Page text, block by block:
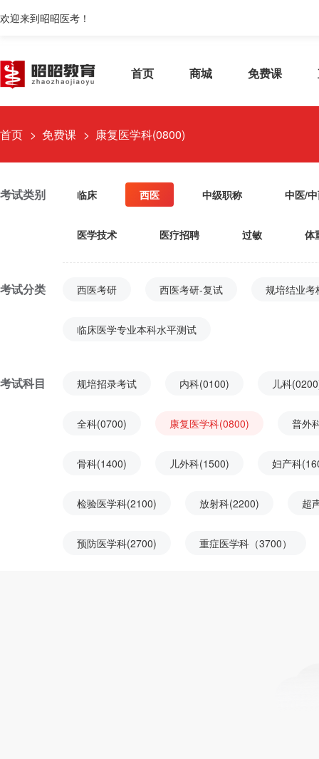
欢迎来到昭昭医考！
首页 商城 免费课
首页 免费课 康复医学科(0800)
考试类别 临床 西医 中级职称 中医/
医学技术 医疗招聘 过敏 体
考试分类 西医考研 西医考研-复试 规培结业考
临床医学专业本科水平测试
考试科目 规培招录考试 内科(0100) 儿科
全科(0700) 康复医学科(0800) 普外
骨科(1400) 儿外科(1500) 妇产科
检验医学科(2100) 放射科(2200) 超
预防医学科(2700) 重症医学科（3700）